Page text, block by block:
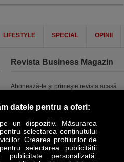
LIFESTYLE SPECIAL OPINII
Revista Business Magazin
Abonează-te şi primeşte revista acasă
Discount:15%
ABONARE
Arhivă revistă
datele pentru a oferi:
un dispozitiv. Măsurarea
selectarea conținutului
Crearea profilurilor de
selectarea publicității
personalizată.